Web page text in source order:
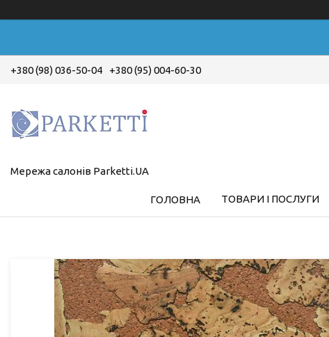
+380 (98) 036-50-04 +380 (95) 004-60-30
Мережа салонів Parketti.UA
ГОЛОВНА ТОВАРИ І ПОСЛУГИ